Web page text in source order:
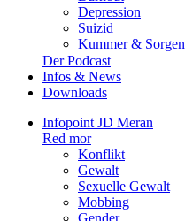
Depression
Suizid
Kummer & Sorgen
Der Podcast
Infos & News
Downloads
Infopoint JD Meran
Red mor
Konflikt
Gewalt
Sexuelle Gewalt
Mobbing
Gender